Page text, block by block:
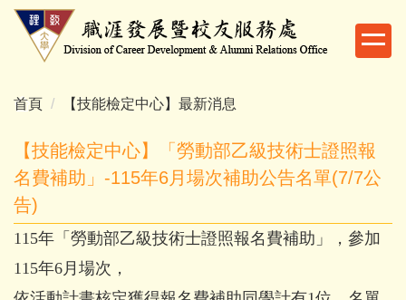
跳
內
首頁 【技能檢定中心】最新消息
【技能檢定中心】「勞動部乙級技術士證照報
名費補助」-115年6月場次補助公告名單(7/7公
告)
115年「勞動部乙級技術士證照報名費補助」，參加
115年6月場次，